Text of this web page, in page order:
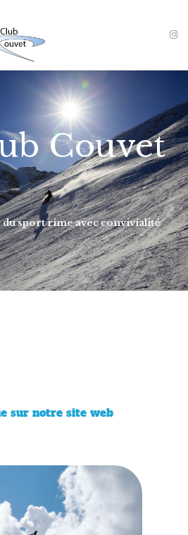
Couvet
sport rime avec convivialité
sur notre site web